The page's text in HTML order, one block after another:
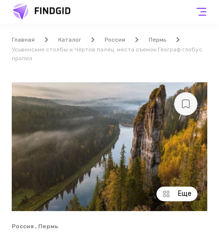
Главная Каталог Россия
Пермь
Усьвинские столбы и Чёртов палец: места съемок Географ глобус
пропил
Еще
Россия , Пермь